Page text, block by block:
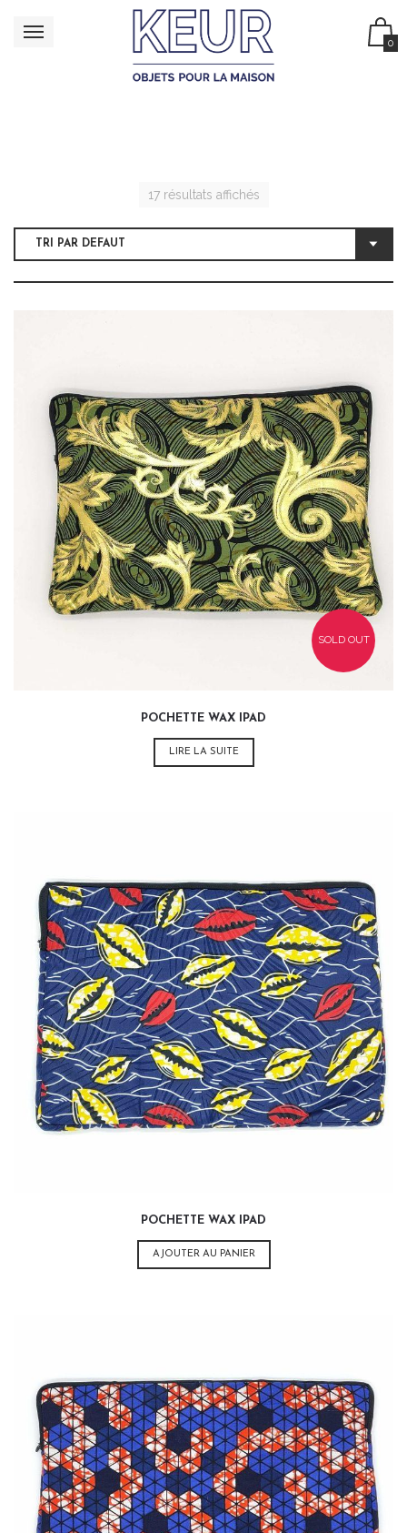
0
17 résultats affichés
35,00€
SOLD OUT
POCHETTE WAX IPAD
LIRE LA SUITE
35,00€
POCHETTE WAX IPAD
AJOUTER AU PANIER
35,00€